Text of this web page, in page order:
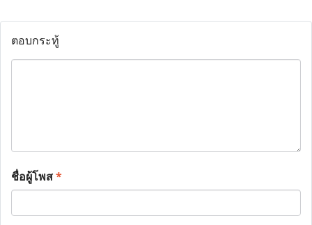
ตอบกระทู้
ชื่อผู้โพส*